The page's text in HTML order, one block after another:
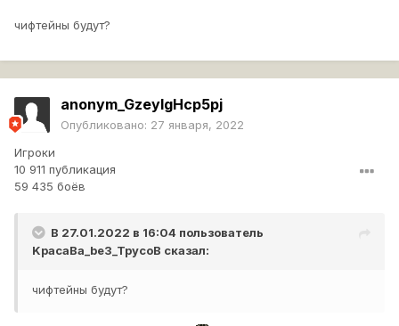
чифтейны будут?
anonym_GzeylgHcp5pj
Опубликовано: 27 января, 2022
Игроки
10 911 публикация
59 435 боёв
В 27.01.2022 в 16:04 пользователь
KpacaBa_be3_TpycoB сказал:
чифтейны будут?